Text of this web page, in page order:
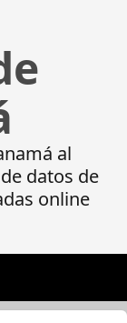
al
datos de
online